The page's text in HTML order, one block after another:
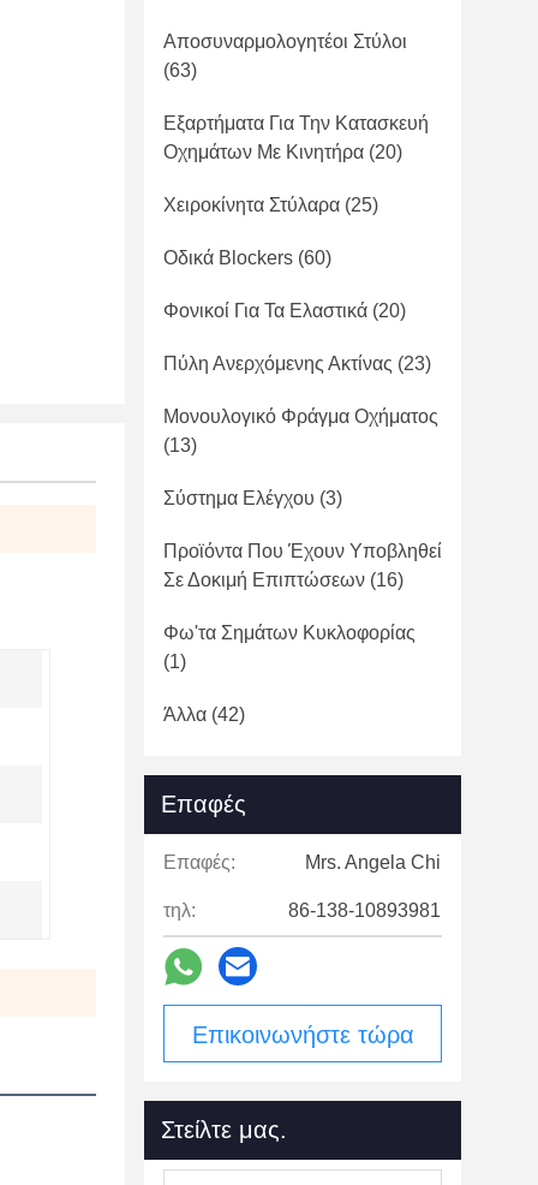
Αποσυναρμολογητέοι Στύλοι
(63)
Εξαρτήματα Για Την Κατασκευή
Οχημάτων Με Κινητήρα (20)
Χειροκίνητα Στύλαρα (25)
Οδικά Blockers (60)
Φονικοί Για Τα Ελαστικά (20)
Πύλη Ανερχόμενης Ακτίνας (23)
Μονουλογικό Φράγμα Οχήματος
(13)
Σύστημα Ελέγχου (3)
Προϊόντα Που Έχουν Υποβληθεί
Σε Δοκιμή Επιπτώσεων (16)
Φω'τα Σημάτων Κυκλοφορίας
(1)
Άλλα (42)
Επαφές
Επαφές: Mrs. Angela Chi
τηλ: 86-138-10893981
Επικοινωνήστε τώρα
Στείλτε μας.